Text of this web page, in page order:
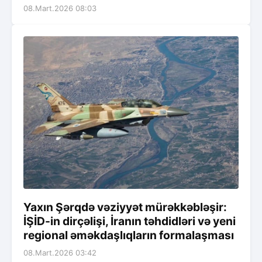
08.Mart.2026 08:03
Yaxın Şərqdə vəziyyət mürəkkəbləşir:
İŞİD-in dirçəlişi, İranın təhdidləri və yeni
regional əməkdaşlıqların formalaşması
08.Mart.2026 03:42